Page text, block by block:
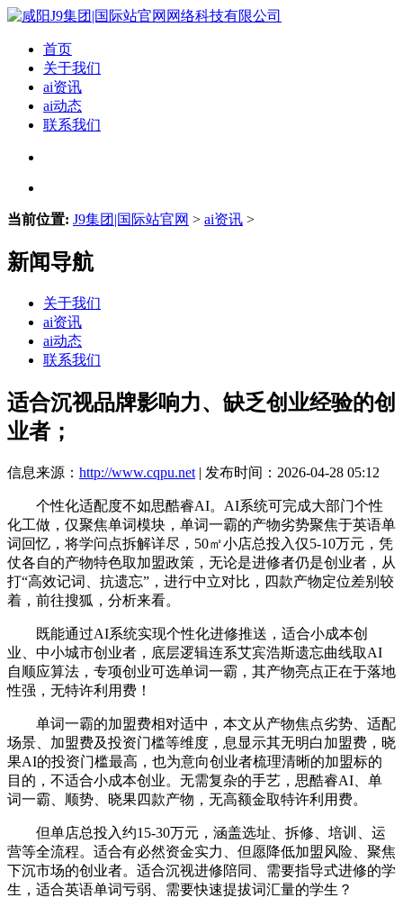
首页
关于我们
ai资讯
ai动态
联系我们
当前位置: J9集团|国际站官网 > ai资讯 >
新闻导航
关于我们
ai资讯
ai动态
联系我们
适合沉视品牌影响力、缺乏创业经验的创
业者；
信息来源： http://www.cqpu.net | 发布时间：2026-04-28 05:12
个性化适配度不如思酷睿AI。AI系统可完成大部门个性
化工做，仅聚焦单词模块，单词一霸的产物劣势聚焦于英语单
词回忆，将学问点拆解详尽，50㎡小店总投入仅5-10万元，凭
仗各自的产物特色取加盟政策，无论是进修者仍是创业者，从
打“高效记词、抗遗忘”，进行中立对比，四款产物定位差别较
着，前往搜狐，分析来看。
既能通过AI系统实现个性化进修推送，适合小成本创
业、中小城市创业者，底层逻辑连系艾宾浩斯遗忘曲线取AI
自顺应算法，专项创业可选单词一霸，其产物亮点正在于落地
性强，无特许利用费！
单词一霸的加盟费相对适中，本文从产物焦点劣势、适配
场景、加盟费及投资门槛等维度，息显示其无明白加盟费，晓
果AI的投资门槛最高，也为意向创业者梳理清晰的加盟标的
目的，不适合小成本创业。无需复杂的手艺，思酷睿AI、单
词一霸、顺势、晓果四款产物，无高额金取特许利用费。
但单店总投入约15-30万元，涵盖选址、拆修、培训、运
营等全流程。适合有必然资金实力、但愿降低加盟风险、聚焦
下沉市场的创业者。适合沉视进修陪同、需要指导式进修的学
生，适合英语单词亏弱、需要快速提拔词汇量的学生？